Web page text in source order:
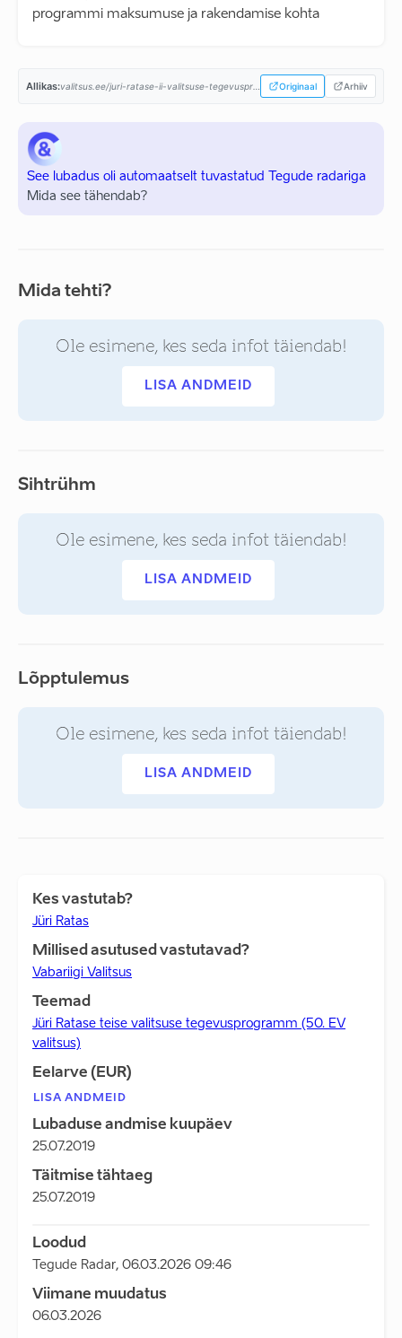
programmi maksumuse ja rakendamise kohta
Allikas: Originaal Arhiiv
See lubadus oli automaatselt tuvastatud Tegude radariga
Mida see tähendab?
Mida tehti?
Ole esimene, kes seda infot täiendab!
LISA ANDMEID
Sihtrühm
Ole esimene, kes seda infot täiendab!
LISA ANDMEID
Lõpptulemus
Ole esimene, kes seda infot täiendab!
LISA ANDMEID
Kes vastutab?
Jüri Ratas
Millised asutused vastutavad?
Vabariigi Valitsus
Teemad
Jüri Ratase teise valitsuse tegevusprogramm (50. EV
valitsus)
Eelarve (EUR)
LISA ANDMEID
Lubaduse andmise kuupäev
25.07.2019
Täitmise tähtaeg
25.07.2019
Loodud
Tegude Radar, 06.03.2026 09:46
Viimane muudatus
06.03.2026